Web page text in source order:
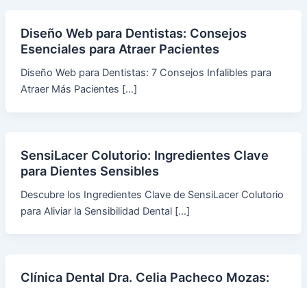
Diseño Web para Dentistas: Consejos
Esenciales para Atraer Pacientes
Diseño Web para Dentistas: 7 Consejos Infalibles para
Atraer Más Pacientes […]
SensiLacer Colutorio: Ingredientes Clave
para Dientes Sensibles
Descubre los Ingredientes Clave de SensiLacer Colutorio
para Aliviar la Sensibilidad Dental […]
Clínica Dental Dra. Celia Pacheco Mozas: